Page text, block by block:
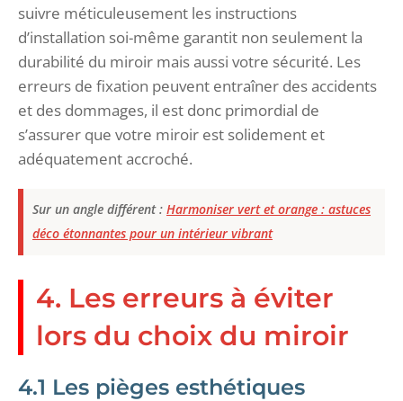
suivre méticuleusement les instructions
d’installation soi-même garantit non seulement la
durabilité du miroir mais aussi votre sécurité. Les
erreurs de fixation peuvent entraîner des accidents
et des dommages, il est donc primordial de
s’assurer que votre miroir est solidement et
adéquatement accroché.
Sur un angle différent : Harmoniser vert et orange : astuces
déco étonnantes pour un intérieur vibrant
4. Les erreurs à éviter
lors du choix du miroir
4.1 Les pièges esthétiques